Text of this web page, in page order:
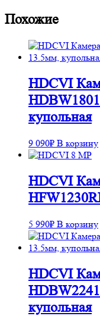
Похожие
HDCVI
купольная
9 090₽ В корзину
HDCVI
5 990₽ В корзину
HDCVI
купольная